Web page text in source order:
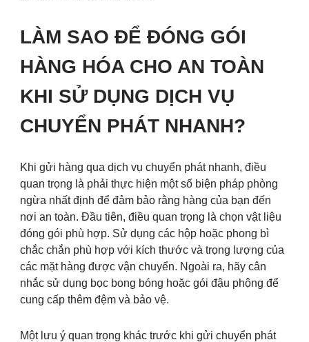
LÀM SAO ĐỂ ĐÓNG GÓI
HÀNG HÓA CHO AN TOÀN
KHI SỬ DỤNG DỊCH VỤ
CHUYỂN PHÁT NHANH?
Khi gửi hàng qua dịch vụ chuyển phát nhanh, điều
quan trọng là phải thực hiện một số biện pháp phòng
ngừa nhất định để đảm bảo rằng hàng của bạn đến
nơi an toàn. Đầu tiên, điều quan trọng là chọn vật liệu
đóng gói phù hợp. Sử dụng các hộp hoặc phong bì
chắc chắn phù hợp với kích thước và trọng lượng của
các mặt hàng được vận chuyển. Ngoài ra, hãy cân
nhắc sử dụng bọc bong bóng hoặc gói đậu phộng để
cung cấp thêm đệm và bảo vệ.
Một lưu ý quan trọng khác trước khi gửi chuyển phát